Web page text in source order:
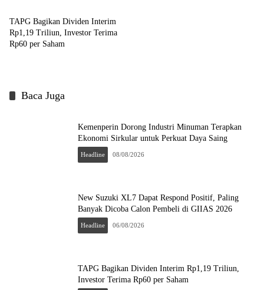
TAPG Bagikan Dividen Interim
Rp1,19 Triliun, Investor Terima
Rp60 per Saham
Baca Juga
Kemenperin Dorong Industri Minuman Terapkan
Ekonomi Sirkular untuk Perkuat Daya Saing
Headline 08/08/2026
New Suzuki XL7 Dapat Respond Positif, Paling
Banyak Dicoba Calon Pembeli di GIIAS 2026
Headline 06/08/2026
TAPG Bagikan Dividen Interim Rp1,19 Triliun,
Investor Terima Rp60 per Saham